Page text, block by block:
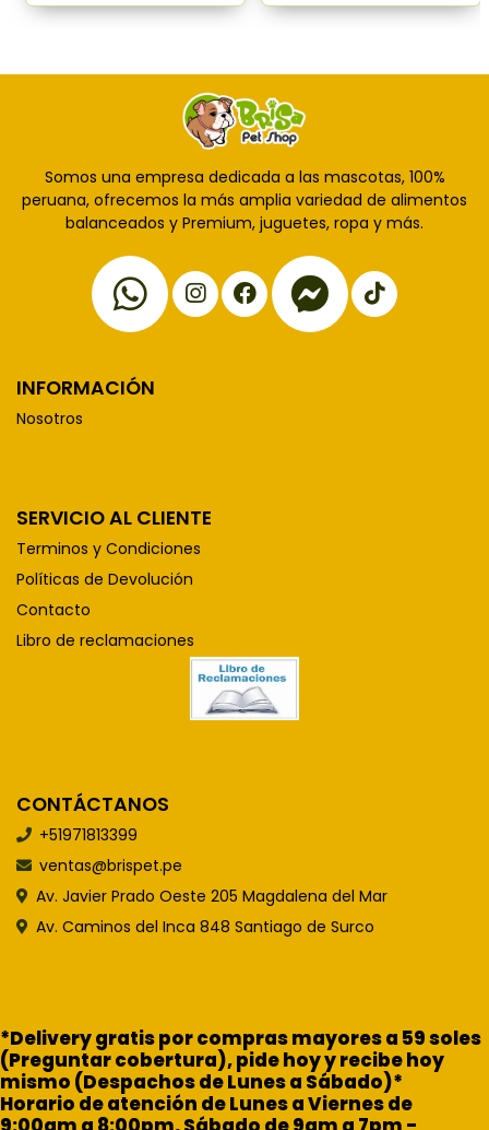
Somos una empresa dedicada a las mascotas, 100%
peruana, ofrecemos la más amplia variedad de alimentos
balanceados y Premium, juguetes, ropa y más.
INFORMACIÓN
Nosotros
SERVICIO AL CLIENTE
Terminos y Condiciones
Políticas de Devolución
Contacto
Libro de reclamaciones
CONTÁCTANOS
+51971813399
ventas@brispet.pe
Av. Javier Prado Oeste 205 Magdalena del Mar
Av. Caminos del Inca 848 Santiago de Surco
*Delivery gratis por compras mayores a 59 soles
(Preguntar cobertura), pide hoy y recibe hoy
mismo (Despachos de Lunes a Sábado)*
Horario de atención de Lunes a Viernes de